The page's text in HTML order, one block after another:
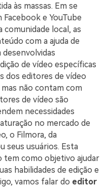
às massas. Em se
e YouTube
comunidade local, as
com a ajuda de
de vídeo específicas
dos editores de vídeo
não contam com
de vídeo são
necessidades
no mercado de
o Filmora, da
seus usuários. Esta
tem como objetivo ajudar
habilidades de edição e
vamos falar do editor